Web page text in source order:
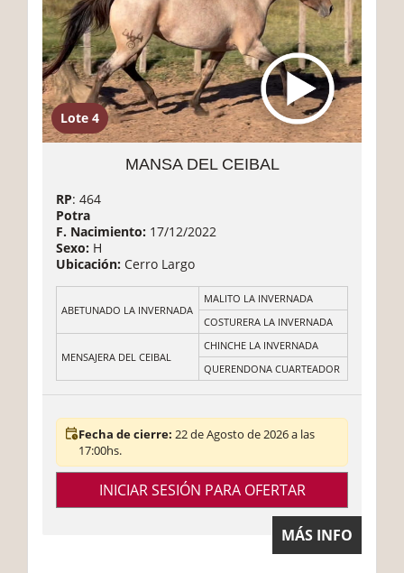
Lote 4
MANSA DEL CEIBAL
RP: 464
Potra
F. Nacimiento: 17/12/2022
Sexo: H
Ubicación: Cerro Largo
ABETUNADO LA INVERNADA
MALITO LA INVERNADA
COSTURERA LA INVERNADA
MENSAJERA DEL CEIBAL
CHINCHE LA INVERNADA
QUERENDONA CUARTEADOR
Fecha de cierre: 22 de Agosto de 2026 a las
17:00hs.
INICIAR SESIÓN PARA OFERTAR
MÁS INFO